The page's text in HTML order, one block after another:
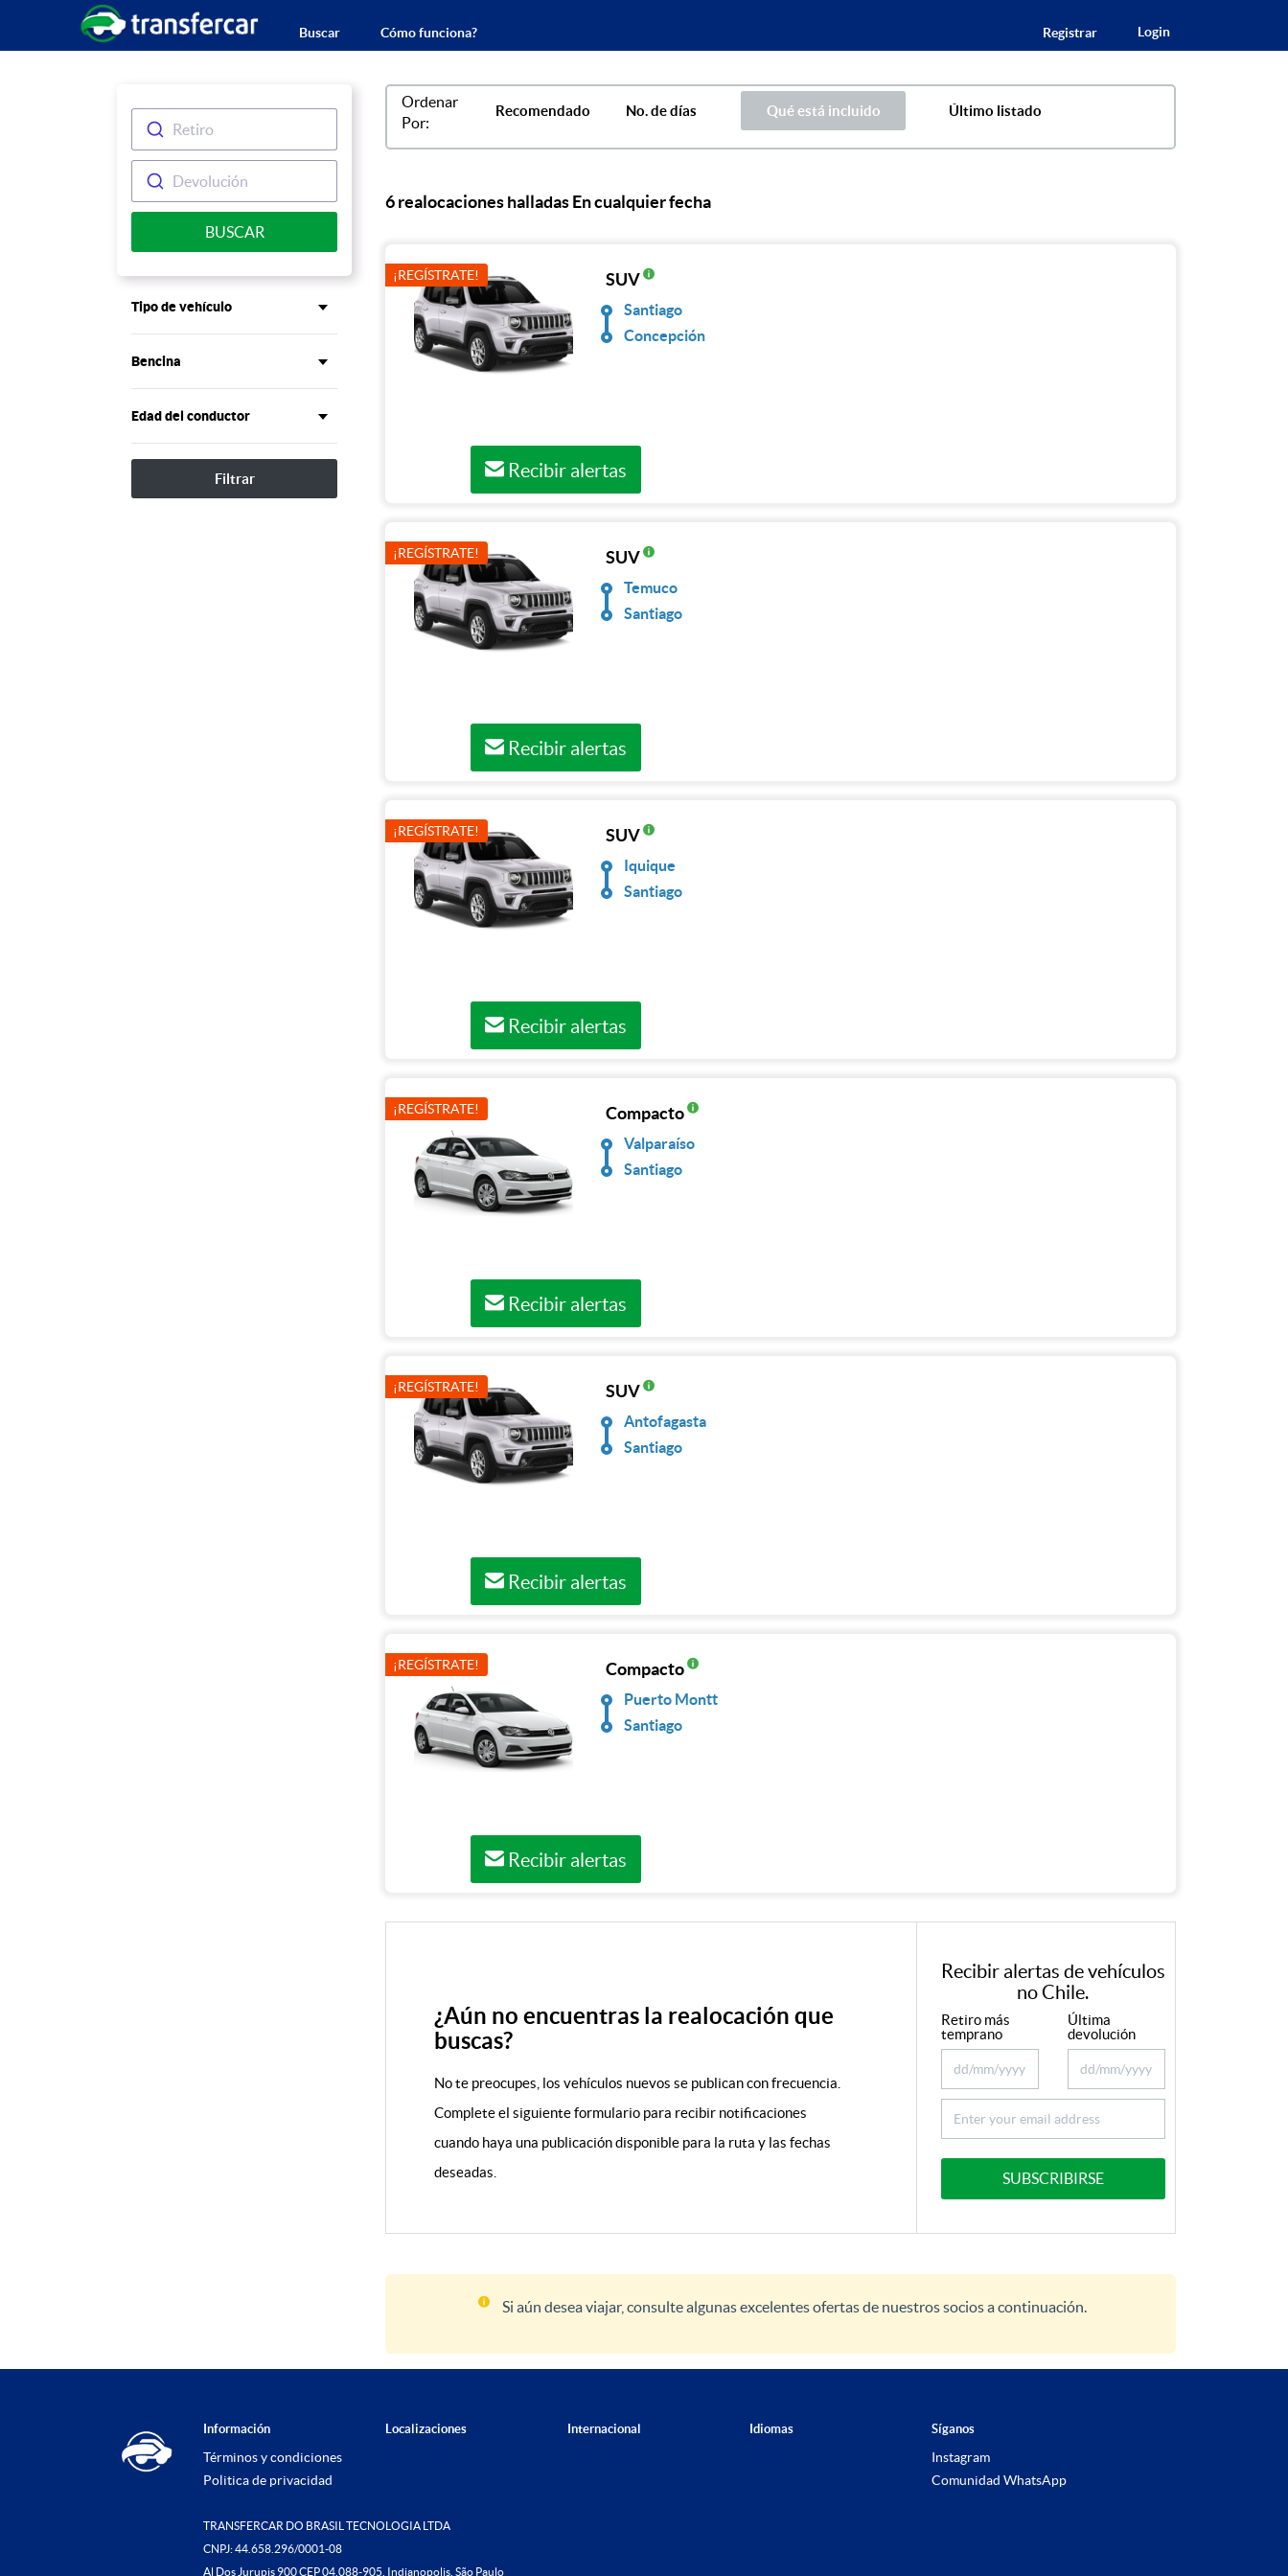
Buscar Cómo funciona? Registrar Login
Retiro
Devolución
BUSCAR
Tipo de vehículo
Bencina
Edad del conductor
Filtrar
Recomendado No. de días Qué está incluido Último listado
6 realocaciones halladas En cualquier fecha
SUV
Santiago
Concepción
¡REGÍSTRATE!
Recibir alertas
SUV
Temuco
Santiago
¡REGÍSTRATE!
Recibir alertas
SUV
Iquique
Santiago
¡REGÍSTRATE!
Recibir alertas
Compacto
Valparaíso
Santiago
¡REGÍSTRATE!
Recibir alertas
SUV
Antofagasta
Santiago
¡REGÍSTRATE!
Recibir alertas
Compacto
Puerto Montt
Santiago
¡REGÍSTRATE!
Recibir alertas
¿Aún no encuentras la realocación que
buscas?
No te preocupes, los vehículos nuevos se publican con frecuencia.
Complete el siguiente formulario para recibir notificaciones
cuando haya una publicación disponible para la ruta y las fechas
deseadas.
Recibir alertas de vehículos
no Chile.
Retiro más
temprano
Última
devolución
SUBSCRIBIRSE
Si aún desea viajar, consulte algunas excelentes ofertas de nuestros socios a continuación.
Información
Términos y condiciones
Politica de privacidad
Localizaciones Internacional Idiomas Síganos
Instagram
Comunidad WhatsApp
TRANSFERCAR DO BRASIL TECNOLOGIA LTDA
CNPJ: 44.658.296/0001-08
Al Dos Jurupis 900 CEP 04.088-905, Indianopolis, São Paulo